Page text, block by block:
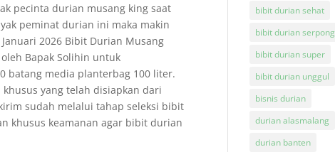
pecinta durian musang king saat
peminat durian ini maka makin
2026 Bibit Durian Musang
Bapak Solihin untuk
batang media planterbag 100 liter.
yang telah disiapkan dari
sudah melalui tahap seleksi bibit
khusus keamanan agar bibit durian
bibit durian sehat
bibit durian serpong
bibit durian super
bibit durian unggul
bisnis durian
durian alasmalang
durian banten